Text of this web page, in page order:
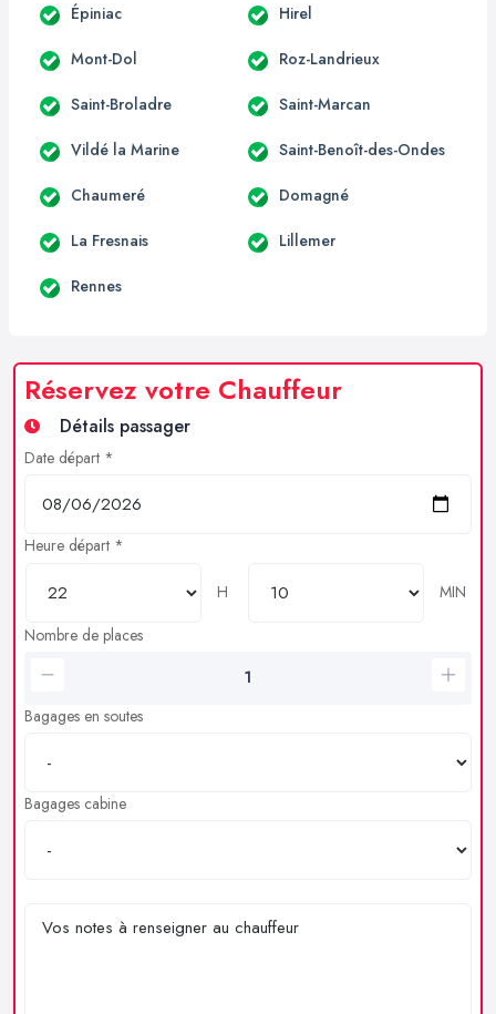
Épiniac Hirel
Mont-Dol Roz-Landrieux
Saint-Broladre Saint-Marcan
Vildé la Marine Saint-Benoît-des-Ondes
Chaumeré Domagné
La Fresnais Lillemer
Rennes
Réservez votre Chauffeur
Détails passager
Date départ *
Heure départ *
H
MIN
Nombre de places
Bagages en soutes
Bagages cabine